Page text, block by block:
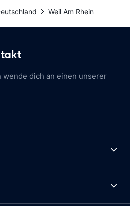
Weil Am Rhein
dich an einen unserer